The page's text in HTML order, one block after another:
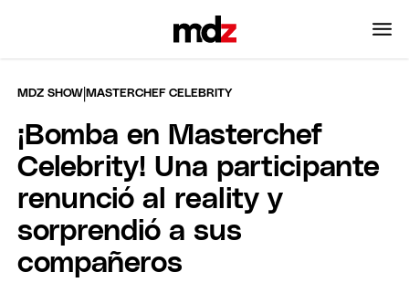
MDZ SHOW |MASTERCHEF CELEBRITY
¡Bomba en Masterchef
Celebrity! Una participante
renunció al reality y
sorprendió a sus
compañeros